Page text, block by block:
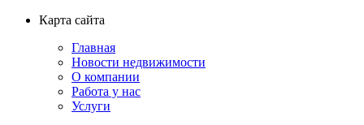
Карта сайта
Главная
Новости недвижимости
О компании
Работа у нас
Услуги